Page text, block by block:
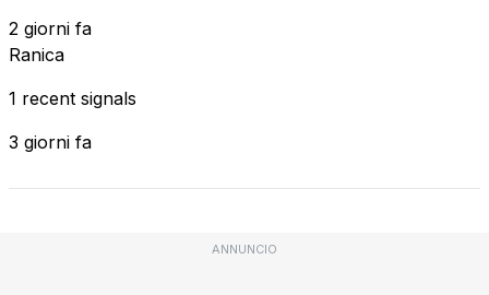
2 giorni fa
Ranica
1 recent signals
3 giorni fa
ANNUNCIO